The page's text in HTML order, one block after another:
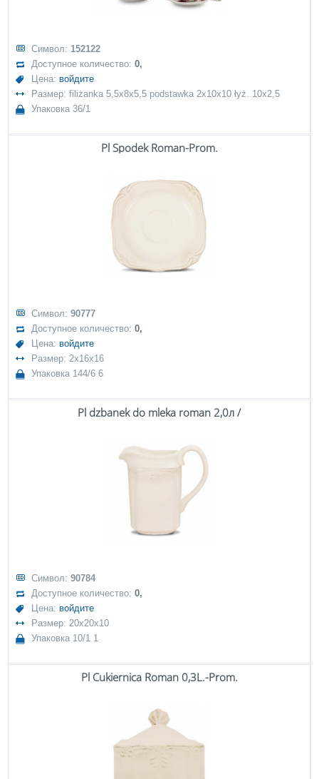
Символ: 152122
Доступное количество:0,
Цена: войдите
Размер: filiżanka 5,5x8x5,5 podstawka 2x10x10 łyż. 10x2,5
Упаковка 36/1
Pl Spodek Roman-Prom.
Символ:90777
Доступное количество:0,
Цена: войдите
Размер: 2x16x16
Упаковка 144/6 6
Pl dzbanek do mleka roman 2,0л /
Символ:90784
Доступное количество:0,
Цена: войдите
Размер: 20x20x10
Упаковка 10/1 1
Pl Cukiernica Roman 0,3L.-Prom.